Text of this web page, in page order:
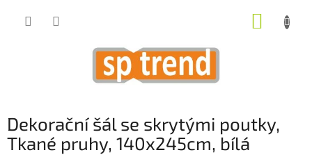
Dekorační šál se skrytými poutky,
Tkané pruhy, 140x245cm, bílá